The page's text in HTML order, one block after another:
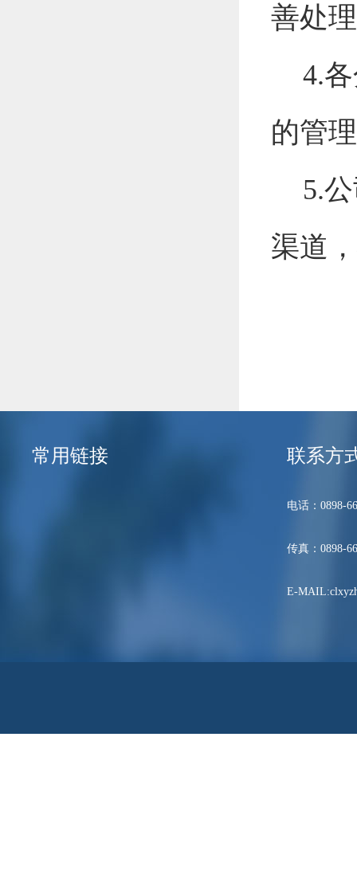
善处
4.
的管
5.
渠道
常用链接 联系方
电话：0898-
传真：0898-
E-